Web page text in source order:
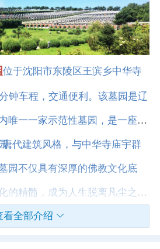
位于沈阳市东陵区王滨乡中华寺
钟车程，交通便利。该墓园是辽
唯一一家示范性墓园，是一座园
。建筑风格，与中华寺庙宇群
园不仅具有深厚的佛教文化底
的精髓，成为人生脱离凡尘之后
，墓园的设计遵循简约而不失庄
看全部介绍